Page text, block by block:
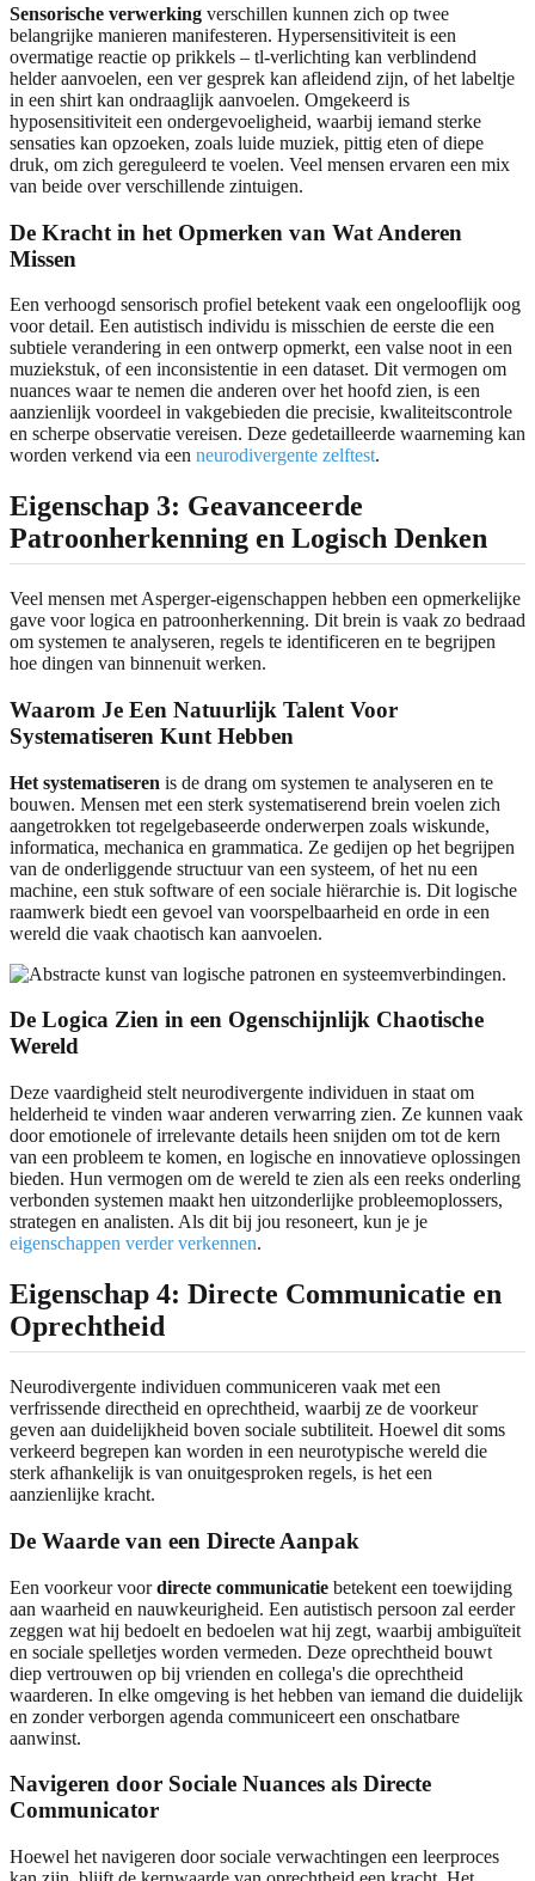
Sensorische verwerking verschillen kunnen zich op twee
belangrijke manieren manifesteren. Hypersensitiviteit is een
overmatige reactie op prikkels – tl-verlichting kan verblindend
helder aanvoelen, een ver gesprek kan afleidend zijn, of het labeltje
in een shirt kan ondraaglijk aanvoelen. Omgekeerd is
hyposensitiviteit een ondergevoeligheid, waarbij iemand sterke
sensaties kan opzoeken, zoals luide muziek, pittig eten of diepe
druk, om zich gereguleerd te voelen. Veel mensen ervaren een mix
van beide over verschillende zintuigen.
De Kracht in het Opmerken van Wat Anderen
Missen
Een verhoogd sensorisch profiel betekent vaak een ongelooflijk oog
voor detail. Een autistisch individu is misschien de eerste die een
subtiele verandering in een ontwerp opmerkt, een valse noot in een
muziekstuk, of een inconsistentie in een dataset. Dit vermogen om
nuances waar te nemen die anderen over het hoofd zien, is een
aanzienlijk voordeel in vakgebieden die precisie, kwaliteitscontrole
en scherpe observatie vereisen. Deze gedetailleerde waarneming kan
worden verkend via een neurodivergente zelftest.
Eigenschap 3: Geavanceerde
Patroonherkenning en Logisch Denken
Veel mensen met Asperger-eigenschappen hebben een opmerkelijke
gave voor logica en patroonherkenning. Dit brein is vaak zo bedraad
om systemen te analyseren, regels te identificeren en te begrijpen
hoe dingen van binnenuit werken.
Waarom Je Een Natuurlijk Talent Voor
Systematiseren Kunt Hebben
Het systematiseren is de drang om systemen te analyseren en te
bouwen. Mensen met een sterk systematiserend brein voelen zich
aangetrokken tot regelgebaseerde onderwerpen zoals wiskunde,
informatica, mechanica en grammatica. Ze gedijen op het begrijpen
van de onderliggende structuur van een systeem, of het nu een
machine, een stuk software of een sociale hiërarchie is. Dit logische
raamwerk biedt een gevoel van voorspelbaarheid en orde in een
wereld die vaak chaotisch kan aanvoelen.
De Logica Zien in een Ogenschijnlijk Chaotische
Wereld
Deze vaardigheid stelt neurodivergente individuen in staat om
helderheid te vinden waar anderen verwarring zien. Ze kunnen vaak
door emotionele of irrelevante details heen snijden om tot de kern
van een probleem te komen, en logische en innovatieve oplossingen
bieden. Hun vermogen om de wereld te zien als een reeks onderling
verbonden systemen maakt hen uitzonderlijke probleemoplossers,
strategen en analisten. Als dit bij jou resoneert, kun je je
eigenschappen verder verkennen.
Eigenschap 4: Directe Communicatie en
Oprechtheid
Neurodivergente individuen communiceren vaak met een
verfrissende directheid en oprechtheid, waarbij ze de voorkeur
geven aan duidelijkheid boven sociale subtiliteit. Hoewel dit soms
verkeerd begrepen kan worden in een neurotypische wereld die
sterk afhankelijk is van onuitgesproken regels, is het een
aanzienlijke kracht.
De Waarde van een Directe Aanpak
Een voorkeur voordirecte communicatie betekent een toewijding
aan waarheid en nauwkeurigheid. Een autistisch persoon zal eerder
zeggen wat hij bedoelt en bedoelen wat hij zegt, waarbij ambiguïteit
en sociale spelletjes worden vermeden. Deze oprechtheid bouwt
diep vertrouwen op bij vrienden en collega's die oprechtheid
waarderen. In elke omgeving is het hebben van iemand die duidelijk
en zonder verborgen agenda communiceert een onschatbare
aanwinst.
Navigeren door Sociale Nuances als Directe
Communicator
Hoewel het navigeren door sociale verwachtingen een leerproces